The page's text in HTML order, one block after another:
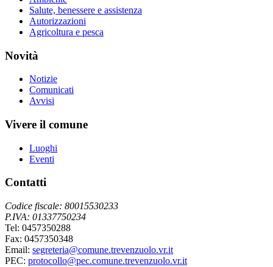
Salute, benessere e assistenza
Autorizzazioni
Agricoltura e pesca
Novità
Notizie
Comunicati
Avvisi
Vivere il comune
Luoghi
Eventi
Contatti
Codice fiscale: 80015530233
P.IVA: 01337750234
Tel: 0457350288
Fax: 0457350348
Email: segreteria@comune.trevenzuolo.vr.it
PEC: protocollo@pec.comune.trevenzuolo.vr.it